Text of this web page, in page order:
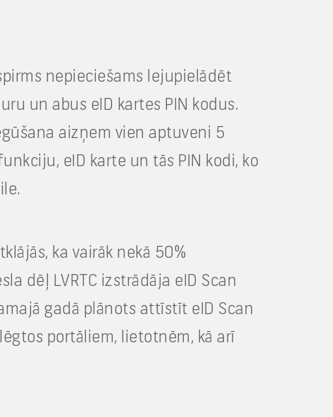
nepieciešams lejupielādēt
un abus eID kartes PIN kodus.
aizņem vien aptuveni 5
eID karte un tās PIN kodi, ko
ka vairāk nekā 50%
dēļ LVRTC izstrādāja eID Scan
gadā plānots attīstīt eID Scan
portāliem, lietotnēm, kā arī